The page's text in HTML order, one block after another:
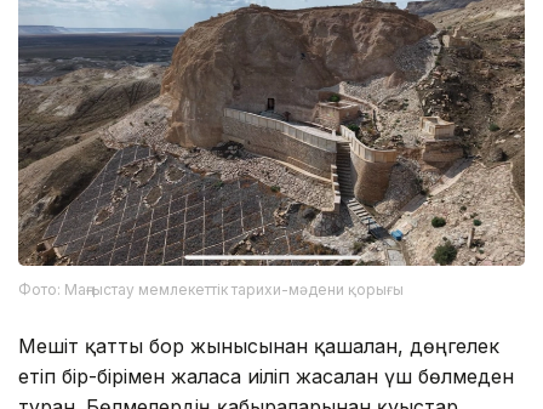
Фото: Маңғыстау мемлекеттік тарихи-мәдени қорығы
Мешіт қатты бор жынысынан қашалған, дөңгелек
етіп бір-бірімен жалғаса иіліп жасалған үш бөлмеден